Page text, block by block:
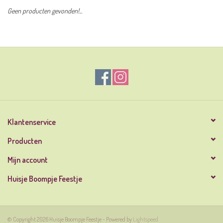
Geen producten gevonden!...
Klantenservice
Producten
Mijn account
Huisje Boompje Feestje
© Copyright 2026 Huisje Boompje Feestje - Powered by Lightspeed